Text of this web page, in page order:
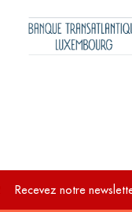
Recevez notre